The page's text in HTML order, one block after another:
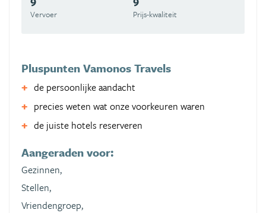
Vervoer Prijs-kwaliteit
Pluspunten Vamonos Travels
de persoonlijke aandacht
precies weten wat onze voorkeuren waren
de juiste hotels reserveren
Aangeraden voor:
Gezinnen,
Stellen,
Vriendengroep,